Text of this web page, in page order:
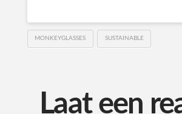
MONKEYGLASSES SUSTAINABLE
Laat een